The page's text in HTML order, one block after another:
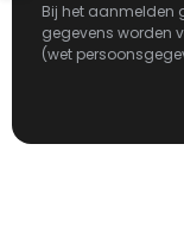
Bij het aanmelden
gegevens worden
(wet